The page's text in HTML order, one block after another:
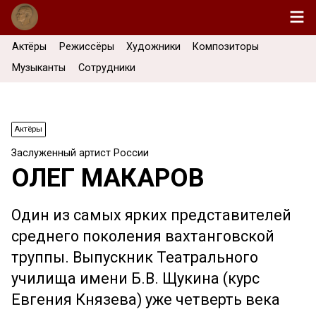
Актёры Режиссёры Художники
Композиторы
Музыканты
Сотрудники
Актёры
Заслуженный артист России
ОЛЕГ МАКАРОВ
Один из самых ярких представителей
среднего поколения вахтанговской
труппы. Выпускник Театрального
училища имени Б.В. Щукина (курс
Евгения Князева) уже четверть века